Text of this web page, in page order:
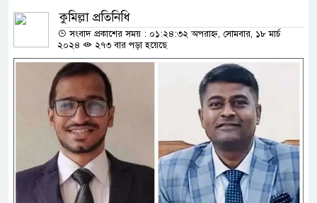
কুমিল্লা প্রতিনিধি
সংবাদ প্রকাশের সময় : ০১:২৪:৩২ অপরাহ্ন, সোমবার, ১৮ মার্চ
২০২৪
২৭৩ বার পড়া হয়েছে